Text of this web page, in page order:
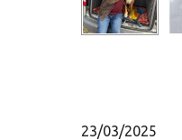
23/03/2025